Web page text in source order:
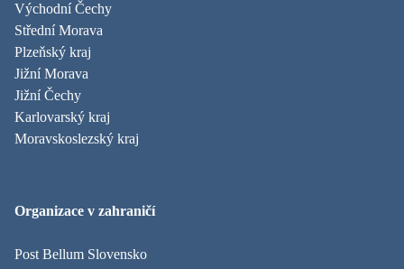
Východní Čechy
Střední Morava
Plzeňský kraj
Jižní Morava
Jižní Čechy
Karlovarský kraj
Moravskoslezský kraj
Organizace v zahraničí
Post Bellum Slovensko